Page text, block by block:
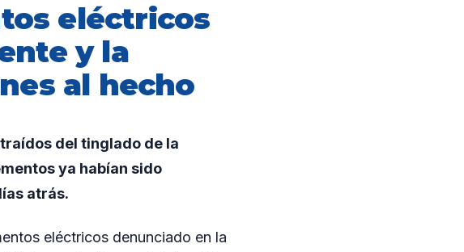
eléctricos
y la
al hecho
del tinglado de la
ya habían sido
atrás.
eléctricos denunciado en la